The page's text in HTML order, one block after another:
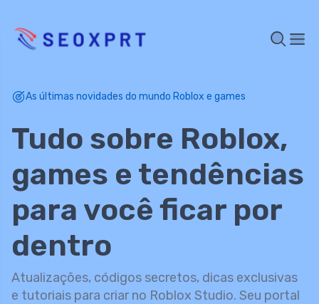
As últimas novidades do mundo Roblox e games
Tudo sobre Roblox,
games e tendências
para você ficar por
dentro
Atualizações, códigos secretos, dicas exclusivas
e tutoriais para criar no Roblox Studio. Seu portal